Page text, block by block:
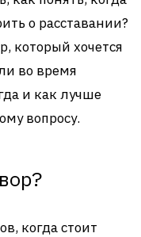
о расставании?
который хочется
во время
и как лучше
вопросу.
когда стоит